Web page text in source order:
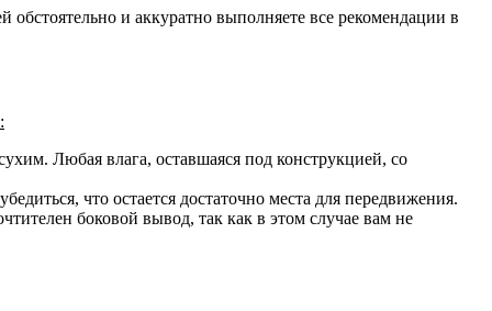
и аккуратно выполняете все рекомендации в
Любая влага, оставшаяся под конструкцией, со
что остается достаточно места для передвижения.
боковой вывод, так как в этом случае вам не